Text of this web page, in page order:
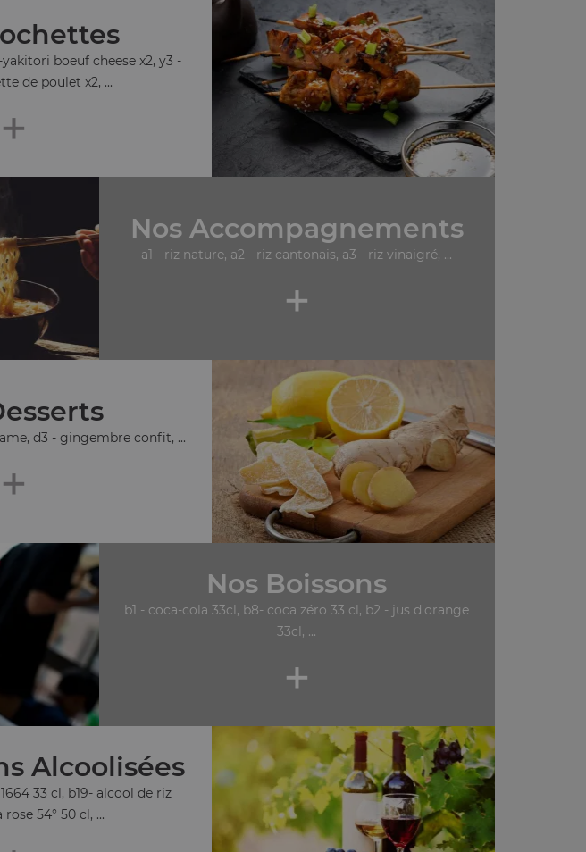
boeuf cheese x2, y3 -
de poulet x2, ...
+
Nos Accompagnements
a1 - riz nature, a2 - riz cantonais, a3 - riz vinaigré, ...
+
d3 - gingembre confit, ...
+
Nos Boissons
b1 - coca-cola 33cl, b8- coca zéro 33 cl, b2 - jus d'orange
33cl, ...
+
Alcoolisées
33 cl, b19- alcool de riz
54° 50 cl, ...